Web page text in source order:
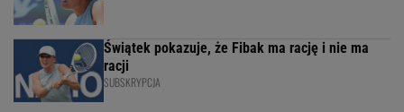
Świątek pokazuje, że Fibak ma rację i nie ma
racji
SUBSKRYPCJA